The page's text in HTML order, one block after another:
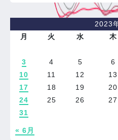
2023
月
火 水 木
« 6月
3
4 5 6
10
11 12 13
17
18 19 20
24
25 26 27
31